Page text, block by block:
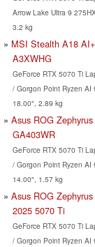
Arrow Lake Ultra 9
3.2 kg
MSI Stealth A18 AI+
A3XWHG
GeForce RTX 5070 Ti
/ Gorgon Point Ryzen AI
18.00", 2.89 kg
Asus ROG
GA403WR
GeForce RTX 5070 Ti
/ Gorgon Point Ryzen AI
14.00", 1.57 kg
Asus ROG
2025 5070 Ti
GeForce RTX 5070 Ti
/ Gorgon Point Ryzen AI